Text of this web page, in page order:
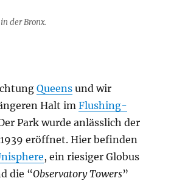
der Bronx.
Queens und wir
Halt imFlushing-
Park wurde anlässlich der
eröffnet. Hier befinden
, ein riesiger Globus
die “Observatory Towers”